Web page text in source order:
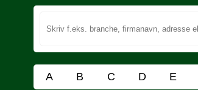
A B C D E